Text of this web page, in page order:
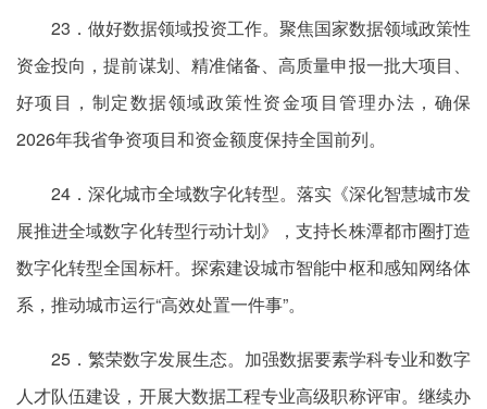
23．做好数据领域投资工作。聚焦国家数据领域政策性
资金投向，提前谋划、精准储备、高质量申报一批大项目、
好项目，制定数据领域政策性资金项目管理办法，确保
2026年我省争资项目和资金额度保持全国前列。
24．深化城市全域数字化转型。落实《深化智慧城市发
展推进全域数字化转型行动计划》，支持长株潭都市圈打造
数字化转型全国标杆。探索建设城市智能中枢和感知网络体
系，推动城市运行“高效处置一件事”。
25．繁荣数字发展生态。加强数据要素学科专业和数字
人才队伍建设，开展大数据工程专业高级职称评审。继续办